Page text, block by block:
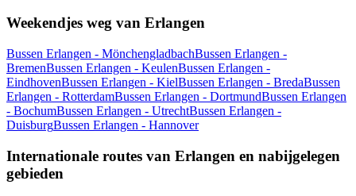
Weekendjes weg van Erlangen
Bussen Erlangen - MönchengladbachBussen Erlangen -
BremenBussen Erlangen - KeulenBussen Erlangen -
EindhovenBussen Erlangen - KielBussen Erlangen - BredaBussen
Erlangen - RotterdamBussen Erlangen - DortmundBussen Erlangen
- BochumBussen Erlangen - UtrechtBussen Erlangen -
DuisburgBussen Erlangen - Hannover
Internationale routes van Erlangen en nabijgelegen
gebieden